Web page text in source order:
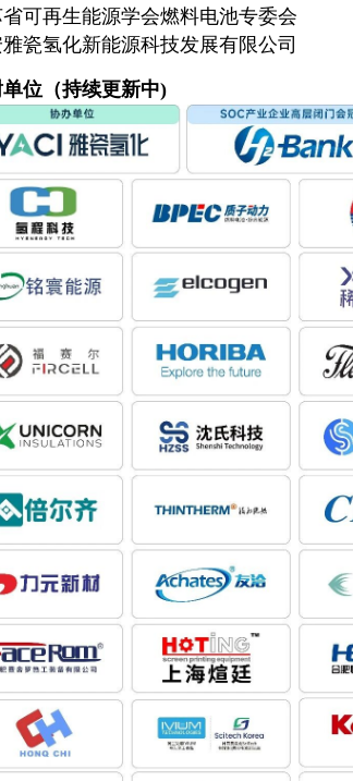
可再生能源学会燃料电池专委会
瓷氢化新能源科技发展有限公司
位（持续更新中)